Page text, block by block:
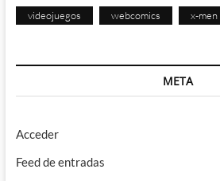
videojuegos webcomics x-men
META
Acceder
Feed de entradas